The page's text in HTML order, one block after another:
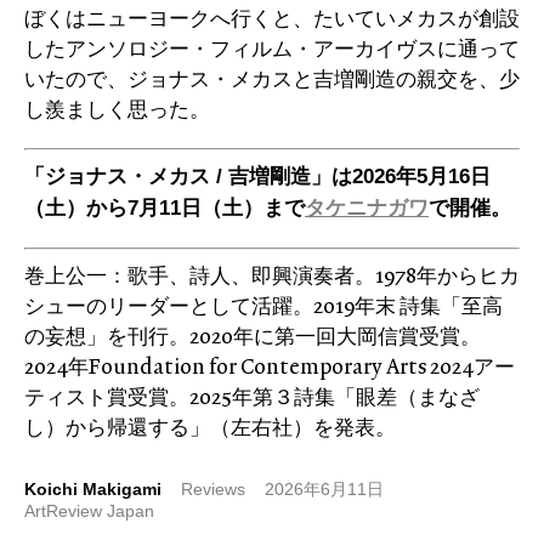
ぼくはニューヨークへ行くと、たいていメカスが創設
したアンソロジー・フィルム・アーカイヴスに通って
いたので、ジョナス・メカスと吉増剛造の親交を、少
し羨ましく思った。
「ジョナス・メカス / 吉増剛造」は2026年5月16日
（土）から7月11日（土）までタケニナガワで開催。
巻上公一：歌手、詩人、即興演奏者。1978年からヒカ
シューのリーダーとして活躍。2019年末 詩集「至高
の妄想」を刊行。2020年に第一回大岡信賞受賞。
2024年Foundation for Contemporary Arts 2024アー
ティスト賞受賞。2025年第３詩集「眼差（まなざ
し）から帰還する」（左右社）を発表。
Koichi Makigami Reviews
2026年6月11日
ArtReview Japan